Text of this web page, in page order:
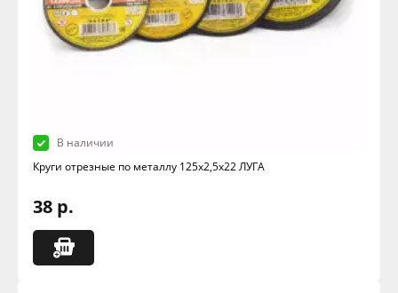
В наличии
Круги отрезные по металлу 125х2,5х22 ЛУГА
38 р.